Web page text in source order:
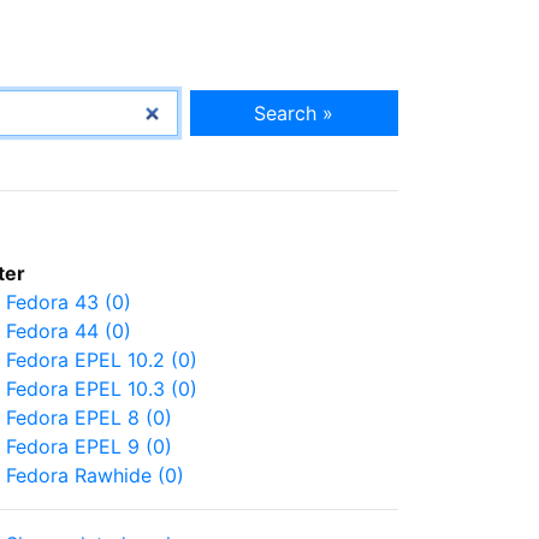
Search »
Fedora 43 (0)
Fedora 44 (0)
Fedora EPEL 10.2 (0)
Fedora EPEL 10.3 (0)
Fedora EPEL 8 (0)
Fedora EPEL 9 (0)
Fedora Rawhide (0)